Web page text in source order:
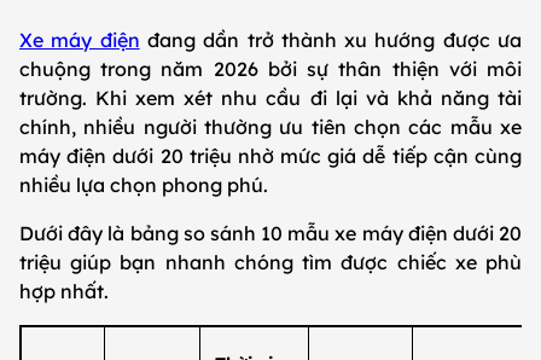
Xe máy điện đang dần trở thành xu hướng được ưa
chuộng trong năm 2026 bởi sự thân thiện với môi
trường. Khi xem xét nhu cầu đi lại và khả năng tài
chính, nhiều người thường ưu tiên chọn các mẫu xe
máy điện dưới 20 triệu nhờ mức giá dễ tiếp cận cùng
nhiều lựa chọn phong phú.
Dưới đây là bảng so sánh 10 mẫu xe máy điện dưới 20
triệu giúp bạn nhanh chóng tìm được chiếc xe phù
hợp nhất.